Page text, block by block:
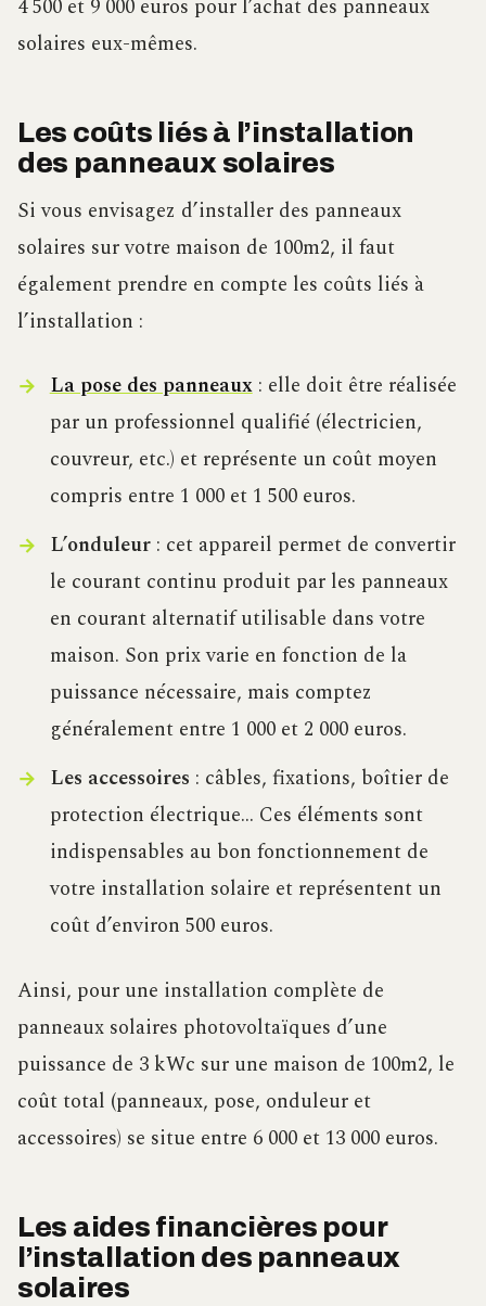
4 500 et 9 000 euros pour l’achat des panneaux
solaires eux-mêmes.
Les coûts liés à l’installation
des panneaux solaires
Si vous envisagez d’installer des panneaux
solaires sur votre maison de 100m2, il faut
également prendre en compte les coûts liés à
l’installation :
La pose des panneaux: elle doit être réalisée
par un professionnel qualifié (électricien,
couvreur, etc.) et représente un coût moyen
compris entre 1 000 et 1 500 euros.
L’onduleur: cet appareil permet de convertir
le courant continu produit par les panneaux
en courant alternatif utilisable dans votre
maison. Son prix varie en fonction de la
puissance nécessaire, mais comptez
généralement entre 1 000 et 2 000 euros.
Les accessoires : câbles, fixations, boîtier de
protection électrique… Ces éléments sont
indispensables au bon fonctionnement de
votre installation solaire et représentent un
coût d’environ 500 euros.
Ainsi, pour une installation complète de
panneaux solaires photovoltaïques d’une
puissance de 3 kWc sur une maison de 100m2, le
coût total (panneaux, pose, onduleur et
accessoires) se situe entre 6 000 et 13 000 euros.
Les aides financières pour
l’installation des panneaux
solaires